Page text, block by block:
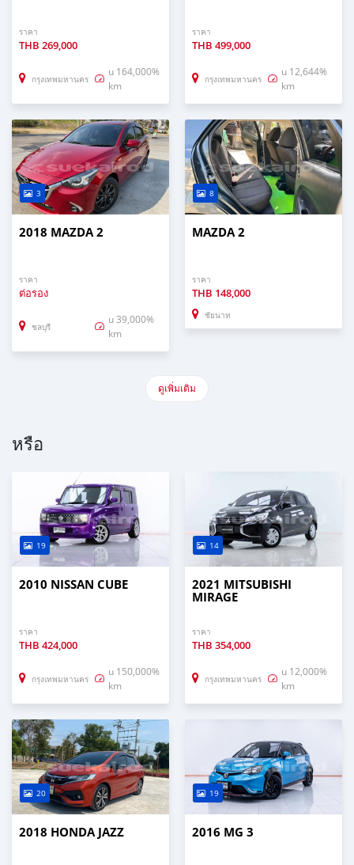
ราคา
THB 269,000
กรุงเทพมหานคร
u 164,000%
km
ราคา
THB 499,000
กรุงเทพมหานคร
u 12,644%
km
3
2018 MAZDA 2
ราคา
ต่อรอง
ชลบุรี
u 39,000%
km
8
MAZDA 2
ราคา
THB 148,000
ชัยนาท
ดูเพิ่มเติม
หรือ
19
2010 NISSAN CUBE
ราคา
THB 424,000
กรุงเทพมหานคร
u 150,000%
km
14
2021 MITSUBISHI
MIRAGE
ราคา
THB 354,000
กรุงเทพมหานคร
u 12,000%
km
20
2018 HONDA JAZZ
19
2016 MG 3